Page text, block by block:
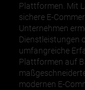
Plattformen. Mit
sichere E-
Unternehmen
Dienstleistungen
umfangreiche
Plattformen auf
modernen E-